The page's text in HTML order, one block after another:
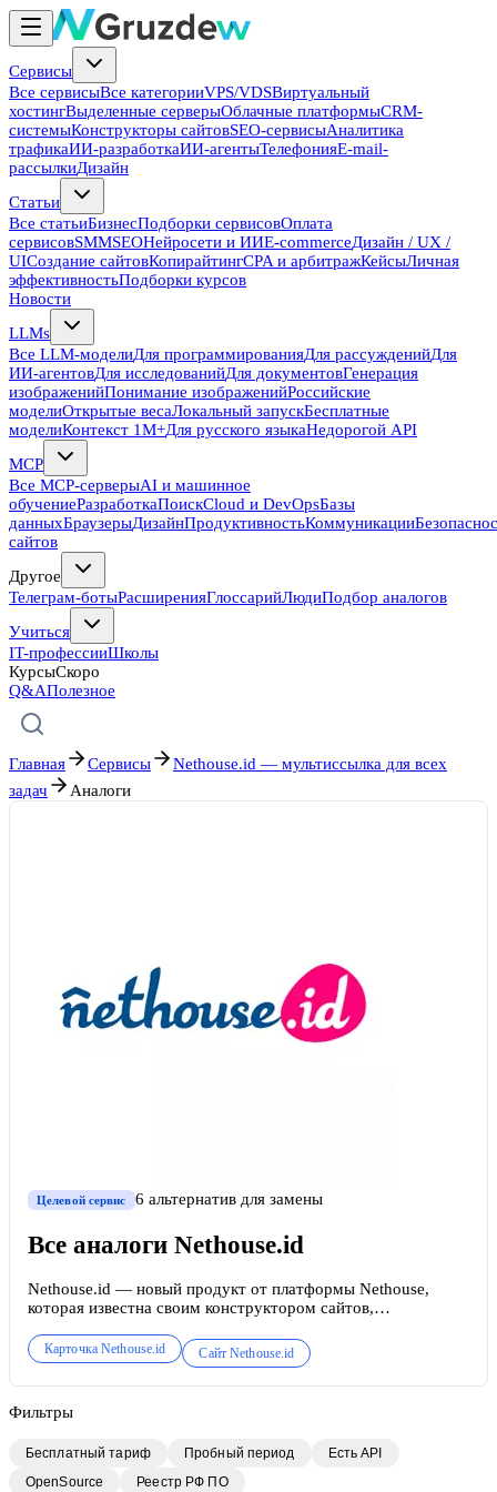
Сервисы
Все сервисыВсе категорииVPS/VDSВиртуальный
хостингВыделенные серверыОблачные платформыCRM-
системыКонструкторы сайтовSEO-сервисыАналитика
трафикаИИ-разработкаИИ-агентыТелефонияE-mail-
рассылкиДизайн
Статьи
Все статьиБизнесПодборки сервисовОплата
сервисовSMMSEOНейросети и ИИE-commerceДизайн / UX /
UIСоздание сайтовКопирайтингCPA и арбитражКейсыЛичная
эффективностьПодборки курсов
Новости
LLMs
Все LLM-моделиДля программированияДля рассужденийДля
ИИ-агентовДля исследованийДля документовГенерация
изображенийПонимание изображенийРоссийские
моделиОткрытые весаЛокальный запускБесплатные
моделиКонтекст 1M+Для русского языкаНедорогой API
MCP
Все MCP-серверыAI и машинное
обучениеРазработкаПоискCloud и DevOpsБазы
данныхБраузерыДизайнПродуктивностьКоммуникации
сайтов
Другое
Телеграм-ботыРасширенияГлоссарийЛюдиПодбор аналогов
Учиться
IT-профессииШколы
КурсыСкоро
Q&AПолезное
Главная Сервисы
Nethouse.id — мультиссылка для всех
задач
Аналоги
Целевой сервис 6 альтернативдля замены
Все аналоги Nethouse.id
Nethouse.id — новый продукт от платформы Nethouse,
которая известна своим конструктором сайтов,
онлайн-курсов и билетов на события. Nethouse.id — сервис
для размещения мультиссылки в профиле Instagram. Вы
можете разместить свои контакты, создать визитку с QR-
других товаров.
КарточкаNethouse.id СайтNethouse.id
Фильтры
Бесплатный тариф Пробный период
Есть API
OpenSource
Реестр РФ ПО